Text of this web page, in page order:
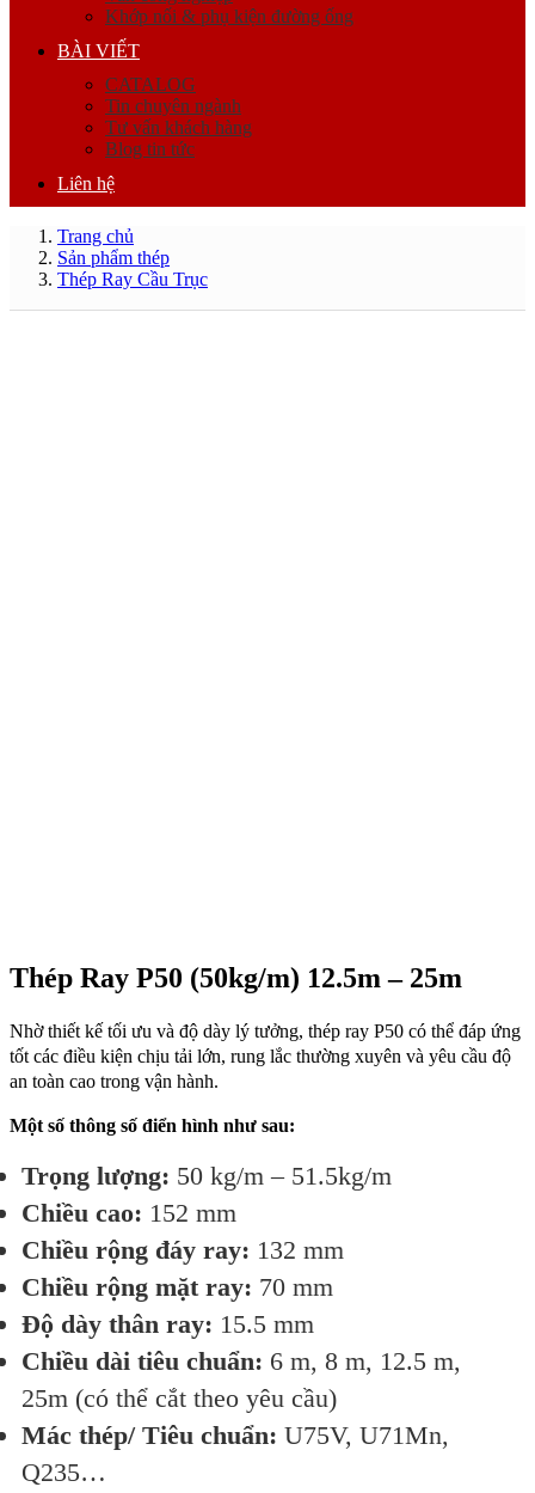
Khớp nối & phụ kiện đường ống
BÀI VIẾT
CATALOG
Tin chuyên ngành
Tư vấn khách hàng
Blog tin tức
Liên hệ
Trang chủ
Sản phẩm thép
Thép Ray Cầu Trục
Thép Ray P50 (50kg/m) 12.5m – 25m
Nhờ thiết kế tối ưu và độ dày lý tưởng, thép ray P50 có thể đáp ứng
tốt các điều kiện chịu tải lớn, rung lắc thường xuyên và yêu cầu độ
an toàn cao trong vận hành.
Một số thông số điển hình như sau:
Trọng lượng: 50 kg/m – 51.5kg/m
Chiều cao: 152 mm
Chiều rộng đáy ray: 132 mm
Chiều rộng mặt ray: 70 mm
Độ dày thân ray: 15.5 mm
Chiều dài tiêu chuẩn: 6 m, 8 m, 12.5 m,
25m (có thể cắt theo yêu cầu)
Mác thép/ Tiêu chuẩn: U75V, U71Mn,
Q235…